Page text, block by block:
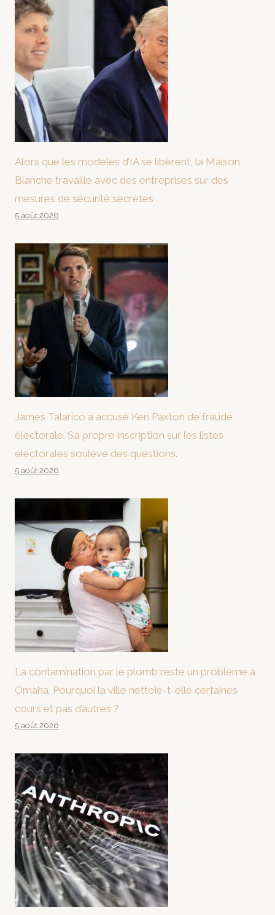
Alors que les modèles d’IA se libèrent, la Maison
Blanche travaille avec des entreprises sur des
mesures de sécurité secrètes
5 août 2026
James Talarico a accusé Ken Paxton de fraude
électorale. Sa propre inscription sur les listes
électorales soulève des questions.
5 août 2026
La contamination par le plomb reste un problème à
Omaha. Pourquoi la ville nettoie-t-elle certaines
cours et pas d’autres ?
5 août 2026